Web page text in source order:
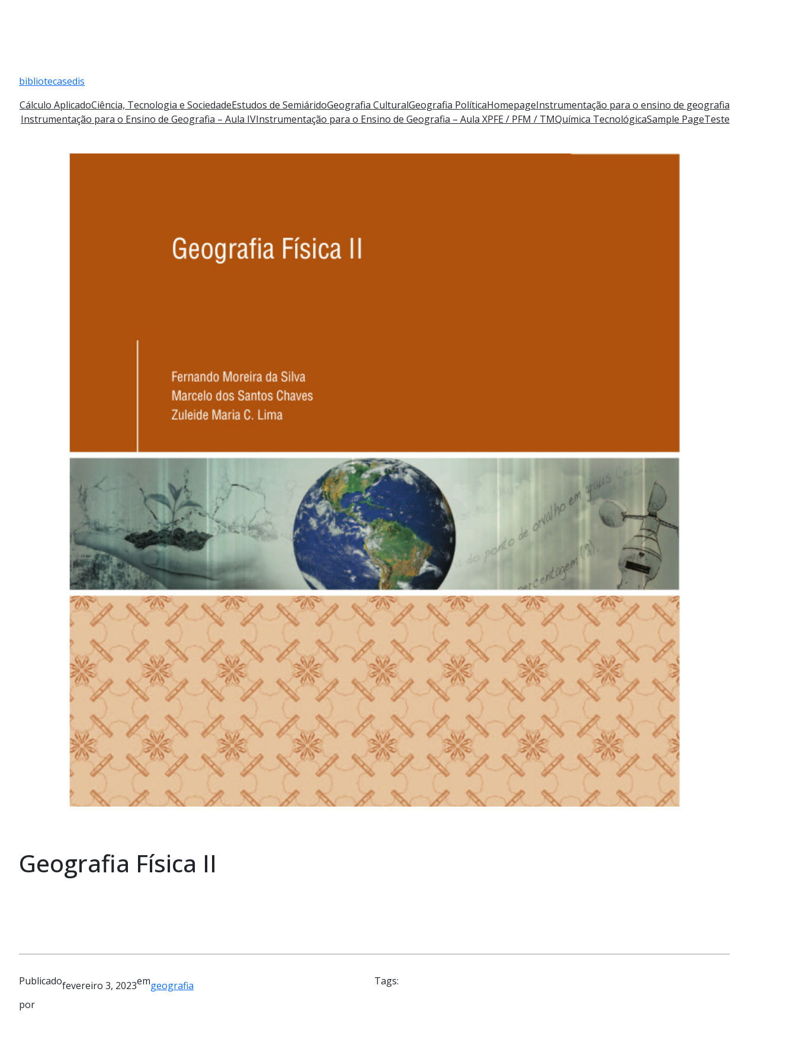
bibliotecasedis
Cálculo AplicadoCiência, Tecnologia e SociedadeEstudos de SemiáridoGeografia CulturalGeografia PolíticaHomepageInstrumentação para o ensino de geografia
Instrumentação para o Ensino de Geografia – Aula IVInstrumentação para o Ensino de Geografia – Aula XPFE / PFM / TMQuímica TecnológicaSample PageTeste
Geografia Física II
Publicadofevereiro 3, 2023emgeografia
por
Tags: